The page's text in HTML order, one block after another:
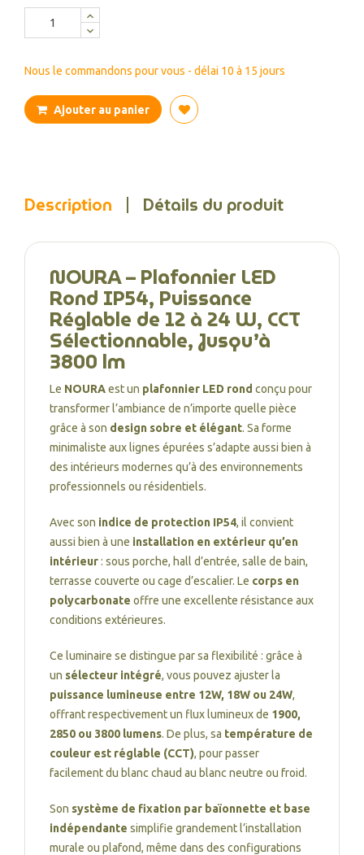
Nous le commandons pour vous - délai 10 à 15 jours
Ajouter au panier
Description Détails du produit
NOURA – Plafonnier LED
Rond IP54, Puissance
Réglable de 12 à 24 W, CCT
Sélectionnable, Jusqu’à
3800 lm
Le NOURAest un plafonnier LED rond conçu pour
transformer l’ambiance de n’importe quelle pièce
grâce à son design sobre et élégant. Sa forme
minimaliste aux lignes épurées s’adapte aussi bien à
des intérieurs modernes qu’à des environnements
professionnels ou résidentiels.
Avec son indice de protection IP54, il convient
aussi bien à une installation en extérieur qu’en
intérieur: sous porche, hall d’entrée, salle de bain,
terrasse couverte ou cage d’escalier. Le corps en
polycarbonate offre une excellente résistance aux
conditions extérieures.
Ce luminaire se distingue par sa flexibilité : grâce à
un sélecteur intégré, vous pouvez ajuster la
puissance lumineuse entre 12W, 18W ou 24W,
offrant respectivement un flux lumineux de 1900,
2850 ou 3800 lumens. De plus, sa température de
couleur est réglable (CCT), pour passer
facilement du blanc chaud au blanc neutre ou froid.
Son système de fixation par baïonnette et base
indépendante simplifie grandement l’installation
murale ou plafond, même dans des configurations